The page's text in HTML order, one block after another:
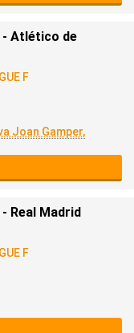
- Atlético de
F
Joan Gamper,
Real Madrid
F